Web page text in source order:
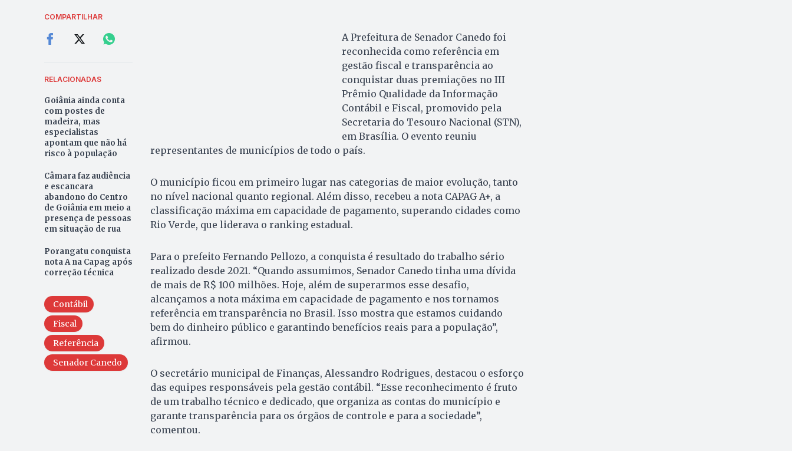
COMPARTILHAR
RELACIONADAS
Goiânia ainda conta
com postes de
madeira, mas
especialistas
apontam que não há
risco à população
Câmara faz audiência
e escancara
abandono do Centro
de Goiânia em meio a
presença de pessoas
em situação de rua
Porangatu conquista
nota A na Capag após
correção técnica
Contábil
Fiscal
Referência
Senador Canedo
A Prefeitura de Senador Canedo foi
reconhecida como referência em
gestão fiscal e transparência ao
conquistar duas premiações no III
Prêmio Qualidade da Informação
Contábil e Fiscal, promovido pela
Secretaria do Tesouro Nacional (STN),
em Brasília. O evento reuniu
representantes de municípios de todo o país.
O município ficou em primeiro lugar nas categorias de maior evolução, tanto
no nível nacional quanto regional. Além disso, recebeu a nota CAPAG A+, a
classificação máxima em capacidade de pagamento, superando cidades como
Rio Verde, que liderava o ranking estadual.
Para o prefeito Fernando Pellozo, a conquista é resultado do trabalho sério
realizado desde 2021. “Quando assumimos, Senador Canedo tinha uma dívida
de mais de R$ 100 milhões. Hoje, além de superarmos esse desafio,
alcançamos a nota máxima em capacidade de pagamento e nos tornamos
referência em transparência no Brasil. Isso mostra que estamos cuidando
bem do dinheiro público e garantindo benefícios reais para a população”,
afirmou.
O secretário municipal de Finanças, Alessandro Rodrigues, destacou o esforço
das equipes responsáveis pela gestão contábil. “Esse reconhecimento é fruto
de um trabalho técnico e dedicado, que organiza as contas do município e
garante transparência para os órgãos de controle e para a sociedade”,
comentou.